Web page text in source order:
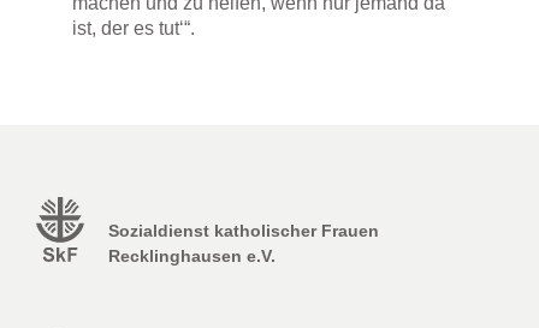
ist, der es tut‘“.
Sozialdienst katholischer Frauen
Recklinghausen e.V.